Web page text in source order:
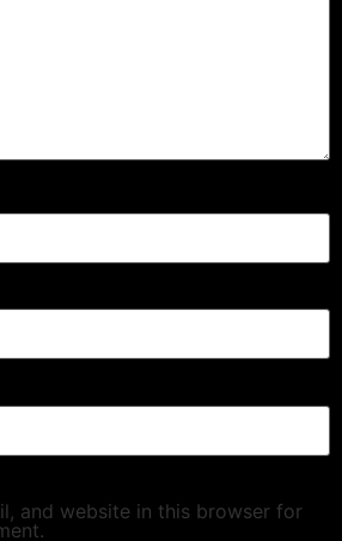
and website in this browser for